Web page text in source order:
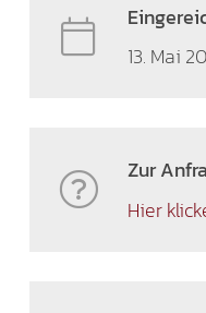
13. Mai
Zur
Hier